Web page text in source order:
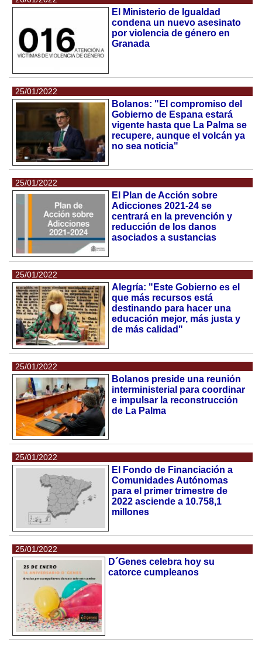
El Ministerio de Igualdad
condena un nuevo asesinato
por violencia de género en
Granada
25/01/2022
Bolanos: "El compromiso del
Gobierno de Espana estará
vigente hasta que La Palma se
recupere, aunque el volcán ya
no sea noticia"
25/01/2022
El Plan de Acción sobre
Adicciones 2021-24 se
centrará en la prevención y
reducción de los danos
asociados a sustancias
25/01/2022
Alegría: "Este Gobierno es el
que más recursos está
destinando para hacer una
educación mejor, más justa y
de más calidad"
25/01/2022
Bolanos preside una reunión
interministerial para coordinar
e impulsar la reconstrucción
de La Palma
25/01/2022
El Fondo de Financiación a
Comunidades Autónomas
para el primer trimestre de
2022 asciende a 10.758,1
millones
25/01/2022
D´Genes celebra hoy su
catorce cumpleanos